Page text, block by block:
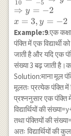
5}=\frac{1}{2
8-3 \times 7} \\
\Rightarrow
{-
\\
\frac{x}
{-
{-5} \\
\Rightarrow
x=3
{10}=\frac{1}
{-5}
\Rightarrow
y=\frac{10}
{-5} \\
\Rightarrow
y=-2 \\ x=3,
y=-2
10 −5
⇒ y = −2
x = 3, y = −2
Example:9.एक
पंक्ति में एक विद्यार्थी
जाती है और यदि एक
संख्या 3 बढ़ जाती
Solution:माना मूल
मूलतः प्रत्येक पंक्ति में
प्रश्ननुसार एक पंक्ति में
विद्यार्थियों की
तथा पंक्तियों की
अतः विद्यार्थियों की